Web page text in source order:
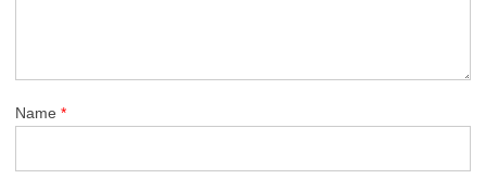
Name *